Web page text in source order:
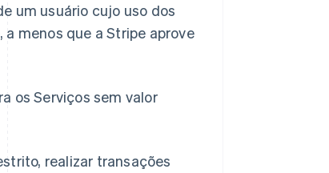
um usuário cujo uso dos
menos que a Stripe aprove
os Serviços sem valor
realizar transações